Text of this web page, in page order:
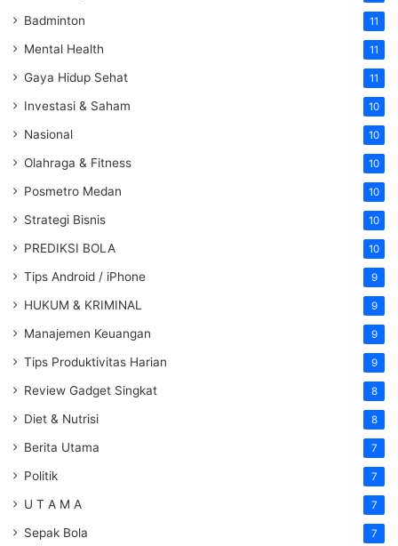
Badminton 11
Mental Health 11
Gaya Hidup Sehat 11
Investasi & Saham 10
Nasional 10
Olahraga & Fitness 10
Posmetro Medan 10
Strategi Bisnis 10
PREDIKSI BOLA 10
Tips Android / iPhone 9
HUKUM & KRIMINAL 9
Manajemen Keuangan 9
Tips Produktivitas Harian 9
Review Gadget Singkat 8
Diet & Nutrisi 8
Berita Utama 7
Politik 7
U T A M A 7
Sepak Bola 7